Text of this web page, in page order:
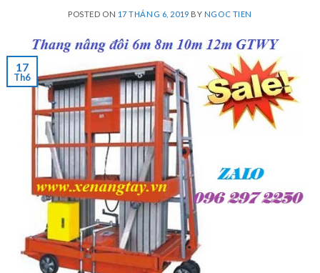
POSTED ON 17 THÁNG 6, 2019 BY NGOC TIEN
17
Th6